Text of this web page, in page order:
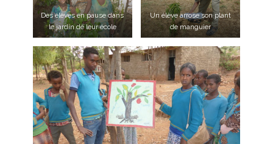
Des élèves en pause dans
le jardin de leur école
Un élève arrose son plant
de manguier